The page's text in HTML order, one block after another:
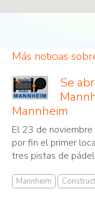
Más noticias
Se
Mannheim
El 23 de
por fin el primer
tres pistas de
Mannheim